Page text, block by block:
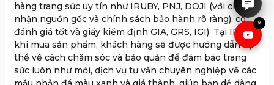
×
hàng trang sức uy tín như IRUBY, PNJ, DOJI (với chứng
nhận nguồn gốc và chính sách bảo hành rõ ràng), có
đánh giá tốt và giấy kiểm định GIA, GRS, IGI). Tại IRUBY,
khi mua sản phẩm, khách hàng sẽ được hướng dẫn cụ
thể về cách chăm sóc và bảo quản để đảm bảo trang
sức luôn như mới, dịch vụ tư vấn chuyên nghiệp về các